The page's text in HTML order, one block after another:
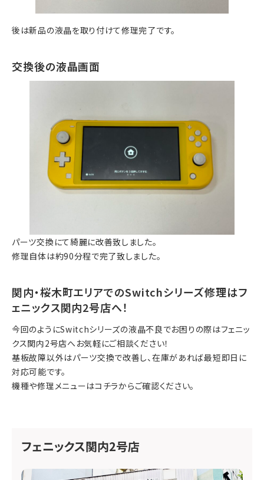
後は新品の液晶を取り付けて修理完了です。
交換後の液晶画面
パーツ交換にて綺麗に改善致しました。
修理自体は約90分程で完了致しました。
関内・桜木町エリアでのSwitchシリーズ修理はフ
ェニックス関内2号店へ！
今回のようにSwitchシリーズの液晶不良でお困りの際はフェニッ
クス関内2号店へお気軽にご相談ください！
基板故障以外はパーツ交換で改善し、在庫があれば最短即日に
対応可能です。
機種や修理メニューはコチラからご確認ください。
フェニックス関内2号店